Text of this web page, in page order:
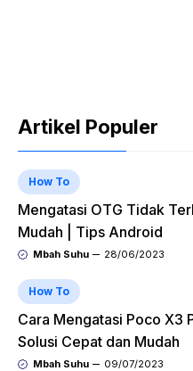
Artikel Populer
How To
Mengatasi OTG Tidak
Mudah | Tips Android
Mbah Suhu 28/06/2023
How To
Cara Mengatasi Poco X3
Solusi Cepat dan Mudah
Mbah Suhu 09/07/2023